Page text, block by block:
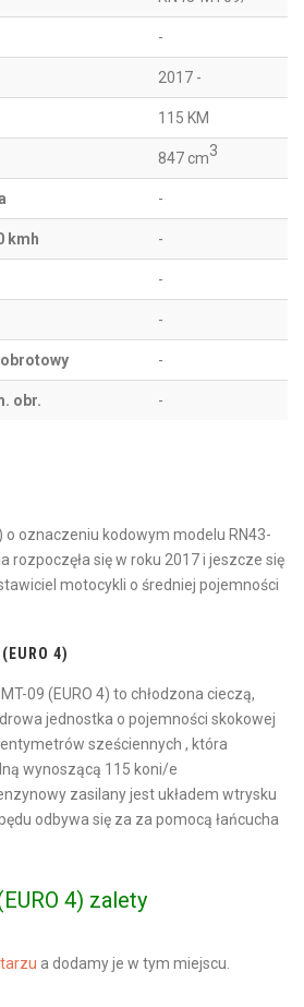
-
2017 -
115 KM
847 cm3
-
kmh -
-
-
-
obr. -
o oznaczeniu kodowym modelu RN43-
rozpoczęła się w roku 2017 i jeszcze się
motocykli o średniej pojemności
4)
09 (EURO 4) to chłodzona cieczą,
jednostka o pojemności skokowej
sześciennych , która
wynoszącą 115 koni/e
zasilany jest układem wtrysku
odbywa się za za pomocą łańcucha
4) zalety
a dodamy je w tym miejscu.